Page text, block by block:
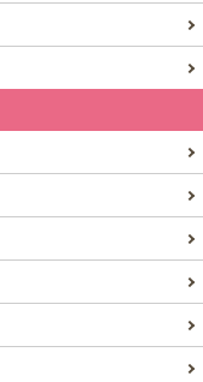
ことも定着して
、上海で接種でき
日本語対応のお
」としてママ向
た。